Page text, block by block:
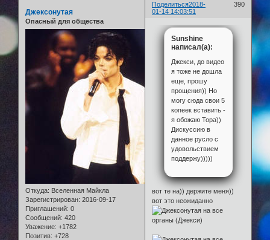
Поделиться 390
2018-
01-14 14:03:51
Джексонутая
Опасный для общества
Откуда: Вселенная Майкла
Зарегистрирован: 2016-09-17
Приглашений: 0
Сообщений: 420
Уважение: +1782
Позитив: +728
Sunshine
написал(а):
Джекси, до видео
я тоже не дошла
еще, прошу
прощения)) Но
могу сюда свои 5
копеек вставить -
я обожаю Тора))
Дискуссию в
данное русло с
удовольствием
поддержу)))))
вот те на)) держите меня))
вот это неожиданно